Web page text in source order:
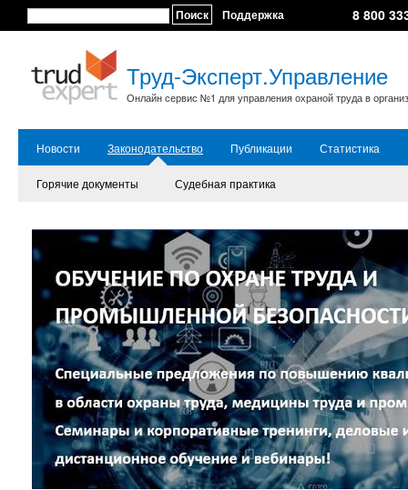
Поиск Поддержка 8 800
Труд-Эксперт.Управление
Онлайн сервис №1 для управления охраной труда в
Новости Законодательство Публикации Статистика
Горячие документы Судебная практика